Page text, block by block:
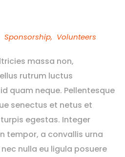
Sponsorship, Volunteers
massa non,
rutrum luctus
quam neque. Pellentesque
senectus et netus et
egestas. Integer
tempor, a convallis urna
nulla eu ligula posuere